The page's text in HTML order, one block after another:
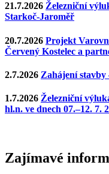
21.7.2026 Železniční
Starkoč-Jaroměř
20.7.2026 Projekt
Červený Kostelec a
2.7.2026 Zahájení
1.7.2026 Železniční
hl.n. ve dnech 07.–12. 7.
Zajímavé